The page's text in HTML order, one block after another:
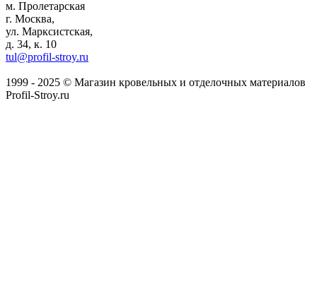
м. Пролетарская
г. Москва,
ул. Марксистская,
д. 34, к. 10
tul@profil-stroy.ru
1999 - 2025 © Магазин кровельных и отделочных материалов
Profil-Stroy.ru